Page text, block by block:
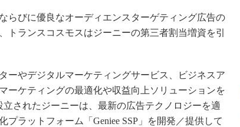
らびに優良なオーディエンスターゲティング広告の
トランスコスモスはジーニーの第三者割当増資を引
ーやデジタルマーケティングサービス、ビジネスア
ーケティングの最適化や収益向上ソリューションを
されたジーニーは、最新の広告テクノロジーを適
プラットフォーム「Geniee SSP」を開発／提供して